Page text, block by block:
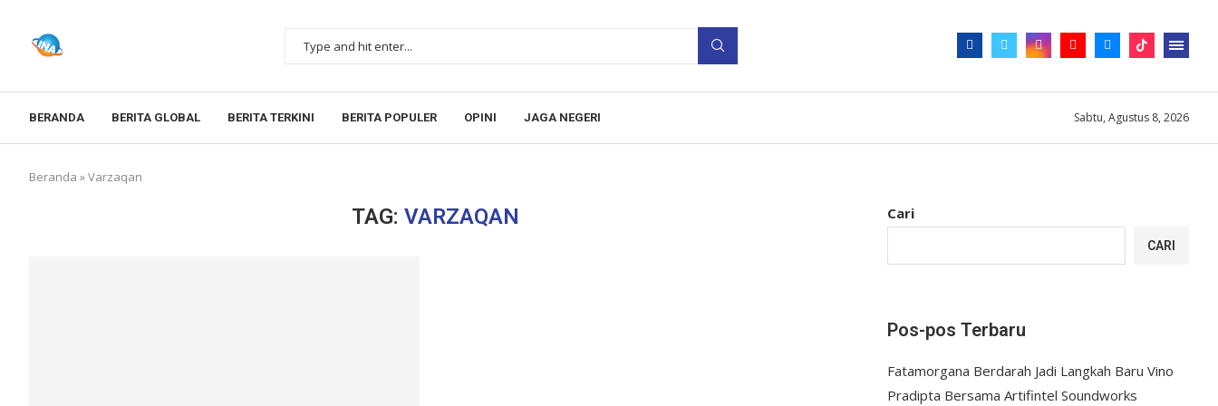
BERANDA BERITA GLOBAL BERITA TERKINI BERITA POPULER OPINI JAGA NEGERI Sabtu, Agustus 8, 2026
Beranda »Varzaqan
TAG:VARZAQAN Cari
CARI
Pos-pos Terbaru
Fatamorgana Berdarah Jadi Langkah Baru Vino
Pradipta Bersama Artifintel Soundworks